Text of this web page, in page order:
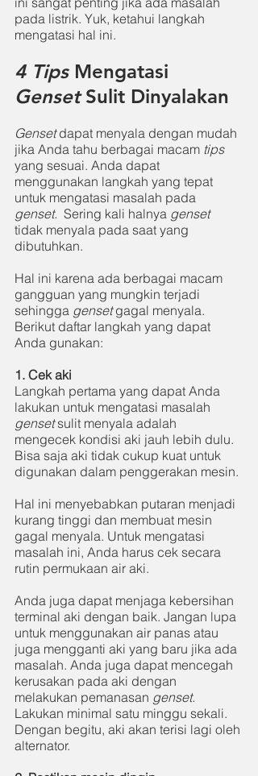
pada listrik. Yuk, ketahui langkah
mengatasi hal ini.
4 Tips Mengatasi
Genset Sulit Dinyalakan
Genset dapat menyala dengan mudah
jika Anda tahu berbagai macam tips
yang sesuai. Anda dapat
menggunakan langkah yang tepat
untuk mengatasi masalah pada
genset. Sering kali halnya genset
tidak menyala pada saat yang
dibutuhkan.
Hal ini karena ada berbagai macam
gangguan yang mungkin terjadi
sehingga genset gagal menyala.
Berikut daftar langkah yang dapat
Anda gunakan:
1. Cek aki
Langkah pertama yang dapat Anda
lakukan untuk mengatasi masalah
genset sulit menyala adalah
mengecek kondisi aki jauh lebih dulu.
Bisa saja aki tidak cukup kuat untuk
digunakan dalam penggerakan mesin.
Hal ini menyebabkan putaran menjadi
kurang tinggi dan membuat mesin
gagal menyala. Untuk mengatasi
masalah ini, Anda harus cek secara
rutin permukaan air aki.
Anda juga dapat menjaga kebersihan
terminal aki dengan baik. Jangan lupa
untuk menggunakan air panas atau
juga mengganti aki yang baru jika ada
masalah. Anda juga dapat mencegah
kerusakan pada aki dengan
melakukan pemanasan genset.
Lakukan minimal satu minggu sekali.
Dengan begitu, aki akan terisi lagi oleh
alternator.